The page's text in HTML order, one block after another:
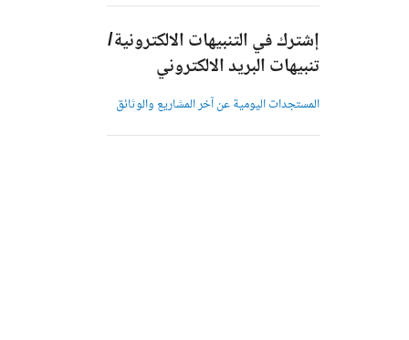
إشترك في التنبيهات الالكترونية/
تنبيهات البريد الالكتروني
المستجدات اليومية عن آخر المشاريع والوثائق